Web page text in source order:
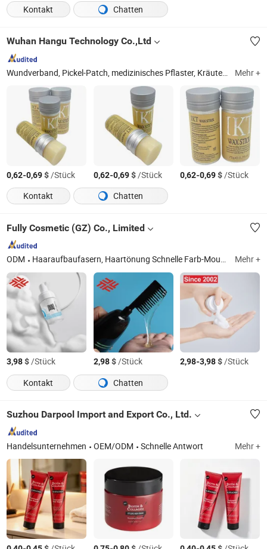
Kontakt
Chatten
Wuhan Hangu Technology Co.,Ltd
Wundverband, Pickel-Patch, medizinisches Pflaster, Kräuter-Patch, Klebebandrolle, chirurgischer Inzisionsverband, selbstklebende PU-Filmrolle, medizinischer PU-Film, Silikon-Schaumverband, Hydrocolloid-Wundverband Mehr +
0,62-0,69$/Stück 0,62-0,69$/Stück 0,62-0,69$/Stück
Kontakt
Chatten
Fully Cosmetic (GZ) Co., Limited
ODM Haaraufbaufasern, Haartönung Schnelle Farb-Mousse, Haarlinienpuder, Haarfärbung, Haarshampoo, Sprühapplikator, 360 Grad Spiegel, Fastcolor Kamm, Haarspülung, Haarlinienoptimierer Mehr +
3,98$/Stück 2,98$/Stück 2,98-3,98$/Stück
Kontakt
Chatten
Suzhou Darpool Import and Export Co., Ltd.
Handelsunternehmen OEM/ODM Schnelle Antwort Mehr +